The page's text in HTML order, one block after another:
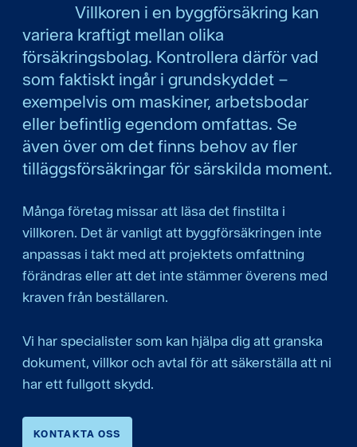
rättsskyddsförsäkring
verktygsförsäkring i servicebil
tjänstereseförsäkring.
Vid sidoverksamhet baserad på ABK09 eller
ABM07, kan försäkringen även kompletteras med
tilläggsförsäkringar för att uppfylla kraven i dessa
Villkoren i en byggförsäkring kan
variera kraftigt mellan olika
försäkringsbolag. Kontrollera därför vad
som faktiskt ingår i grundskyddet –
exempelvis om maskiner, arbetsbodar
eller befintlig egendom omfattas. Se
även över om det finns behov av fler
tilläggsförsäkringar för särskilda moment.
Många företag missar att läsa det finstilta i
villkoren. Det är vanligt att byggförsäkringen inte
anpassas i takt med att projektets omfattning
förändras eller att det inte stämmer överens med
kraven från beställaren.
Vi har specialister som kan hjälpa dig att granska
dokument, villkor och avtal för att säkerställa att ni
har ett fullgott skydd.
KONTAKTA OSS